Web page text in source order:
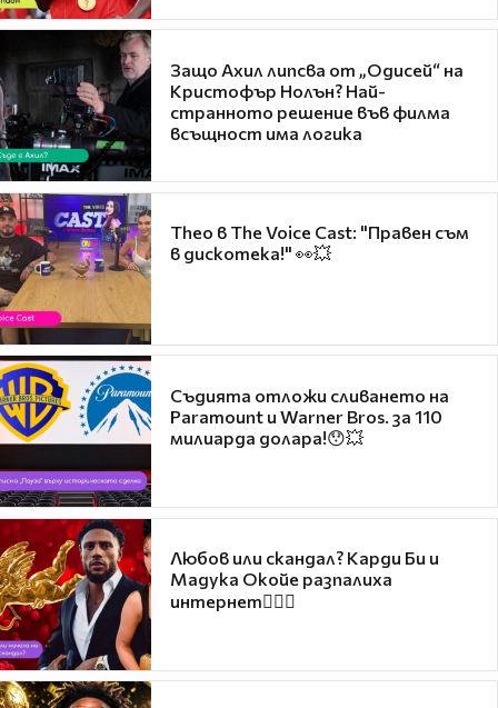
Защо Ахил липсва от „Одисей“ на
Кристофър Нолън? Най-
странното решение във филма
всъщност има логика
Theo в The Voice Cast: "Правен съм
в дискотека!" 👀💥
Съдията отложи сливането на
Paramount и Warner Bros. за 110
милиарда долара!😯💥
Любов или скандал? Карди Би и
Мадука Окойе разпалиха
интернет❤️‍🔥🔥